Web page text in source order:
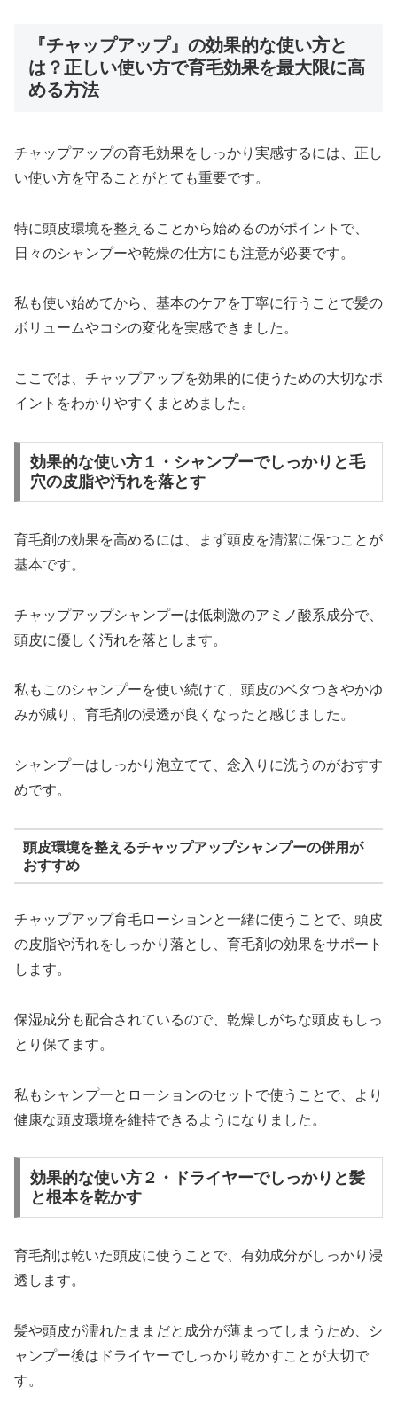
『チャップアップ』の効果的な使い方と
は？正しい使い方で育毛効果を最大限に高
める方法
チャップアップの育毛効果をしっかり実感するには、正し
い使い方を守ることがとても重要です。
特に頭皮環境を整えることから始めるのがポイントで、
日々のシャンプーや乾燥の仕方にも注意が必要です。
私も使い始めてから、基本のケアを丁寧に行うことで髪の
ボリュームやコシの変化を実感できました。
ここでは、チャップアップを効果的に使うための大切なポ
イントをわかりやすくまとめました。
効果的な使い方１・シャンプーでしっかりと毛
穴の皮脂や汚れを落とす
育毛剤の効果を高めるには、まず頭皮を清潔に保つことが
基本です。
チャップアップシャンプーは低刺激のアミノ酸系成分で、
頭皮に優しく汚れを落とします。
私もこのシャンプーを使い続けて、頭皮のベタつきやかゆ
みが減り、育毛剤の浸透が良くなったと感じました。
シャンプーはしっかり泡立てて、念入りに洗うのがおすす
めです。
頭皮環境を整えるチャップアップシャンプーの併用が
おすすめ
チャップアップ育毛ローションと一緒に使うことで、頭皮
の皮脂や汚れをしっかり落とし、育毛剤の効果をサポート
します。
保湿成分も配合されているので、乾燥しがちな頭皮もしっ
とり保てます。
私もシャンプーとローションのセットで使うことで、より
健康な頭皮環境を維持できるようになりました。
効果的な使い方２・ドライヤーでしっかりと髪
と根本を乾かす
育毛剤は乾いた頭皮に使うことで、有効成分がしっかり浸
透します。
髪や頭皮が濡れたままだと成分が薄まってしまうため、シ
ャンプー後はドライヤーでしっかり乾かすことが大切で
す。